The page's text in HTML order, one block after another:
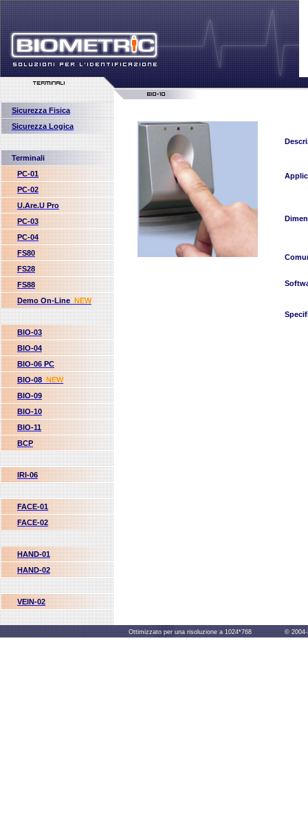
Sicurezza Fisica
Sicurezza Logica
Terminali
PC-01
PC-02
U.Are.U Pro
PC-03
PC-04
FS80
FS28
FS88
Demo On-LineNEW
BIO-03
BIO-04
BIO-06 PC
BIO-08NEW
BIO-09
BIO-10
BIO-11
BCP
IRI-06
FACE-01
FACE-02
HAND-01
HAND-02
VEIN-02
Ottimizzato per una risoluzione a 1024*768 © 2004-